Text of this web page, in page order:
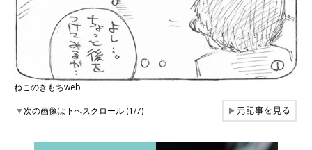
ねこのきもちweb
▼次の画像は下へスクロール (1/7) ▶元記事を見る